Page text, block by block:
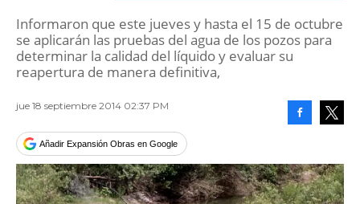
Informaron que este jueves y hasta el 15 de octubre
se aplicarán las pruebas del agua de los pozos para
determinar la calidad del líquido y evaluar su
reapertura de manera definitiva,
jue 18 septiembre 2014 02:37 PM
Añadir Expansión Obras en Google